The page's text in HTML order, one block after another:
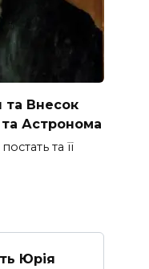
Внесок
Астронома
та її
Юрія